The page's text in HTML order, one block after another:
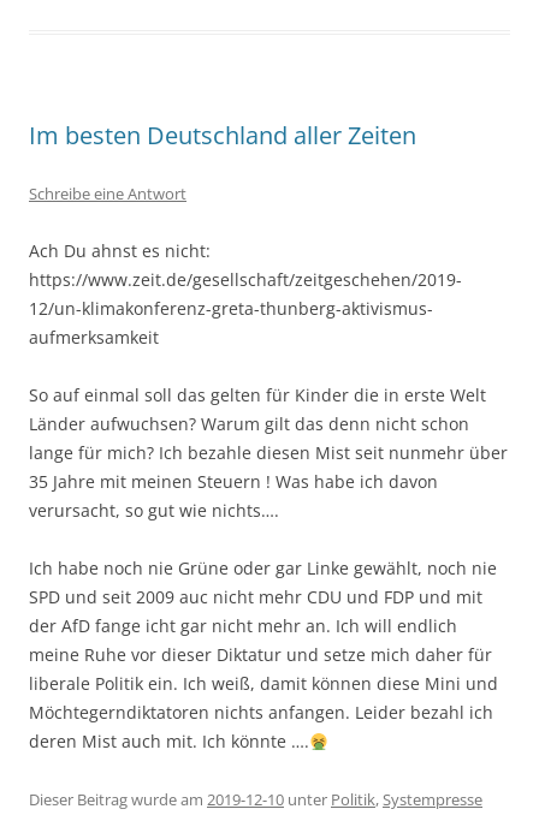
Im besten Deutschland aller Zeiten
Schreibe eine Antwort
Ach Du ahnst es nicht:
https://www.zeit.de/gesellschaft/zeitgeschehen/2019-
12/un-klimakonferenz-greta-thunberg-aktivismus-
aufmerksamkeit
So auf einmal soll das gelten für Kinder die in erste Welt
Länder aufwuchsen? Warum gilt das denn nicht schon
lange für mich? Ich bezahle diesen Mist seit nunmehr über
35 Jahre mit meinen Steuern ! Was habe ich davon
verursacht, so gut wie nichts….
Ich habe noch nie Grüne oder gar Linke gewählt, noch nie
SPD und seit 2009 auc nicht mehr CDU und FDP und mit
der AfD fange icht gar nicht mehr an. Ich will endlich
meine Ruhe vor dieser Diktatur und setze mich daher für
liberale Politik ein. Ich weiß, damit können diese Mini und
Möchtegerndiktatoren nichts anfangen. Leider bezahl ich
deren Mist auch mit. Ich könnte ….
Dieser Beitrag wurde am 2019-12-10 unter Politik,Systempresse